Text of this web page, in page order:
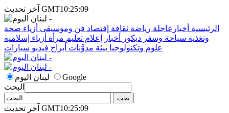
آخر تحديث GMT10:25:09
الرئيسية أخبارعاجلة رياضة ثقافة إقتصاد فن وموسيقى أزياء صحة
وتغذية سياحة وسفر ديكور أخبار إعلام تعليم مرأة أزياء إسلامية
علوم وتكنولوجيا بيئة مدوَّنات أبراج فيديو سيارات
لبنان اليوم
Google
البحث
آخر تحديث GMT10:25:09